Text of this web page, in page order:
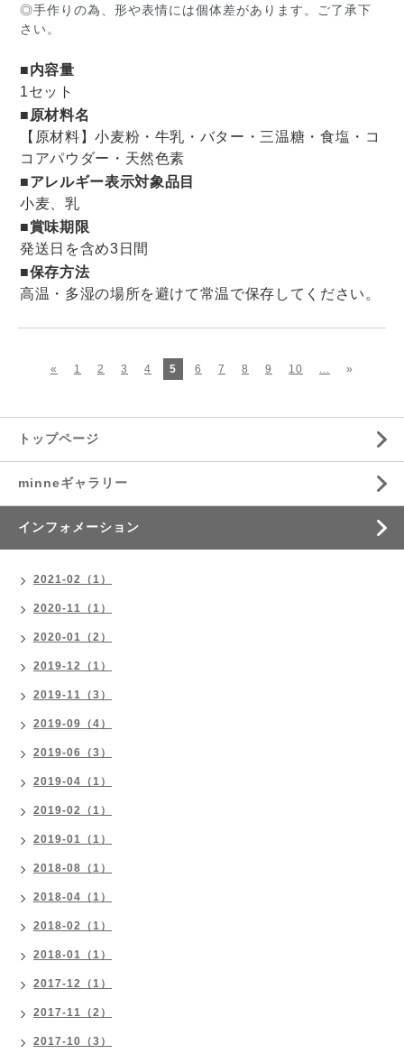
◎手作りの為、形や表情には個体差があります。ご了承下
さい。
■内容量
1セット
■原材料名
【原材料】小麦粉・牛乳・バター・三温糖・食塩・コ
コアパウダー・天然色素
■アレルギー表示対象品目
小麦、乳
■賞味期限
発送日を含め3日間
■保存方法
高温・多湿の場所を避けて常温で保存してください。
« 1 2 3 4 5 6 7 8 9 10 ... »
トップページ
minneギャラリー
インフォメーション
2021-02（1）
2020-11（1）
2020-01（2）
2019-12（1）
2019-11（3）
2019-09（4）
2019-06（3）
2019-04（1）
2019-02（1）
2019-01（1）
2018-08（1）
2018-04（1）
2018-02（1）
2018-01（1）
2017-12（1）
2017-11（2）
2017-10（3）